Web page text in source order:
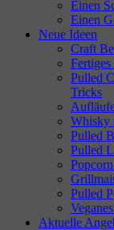
Einen
Einen
Neue Ideen
Craft
Pulled
Tricks
Whisky
Pulled
Pulled
Pulled
Aktuelle